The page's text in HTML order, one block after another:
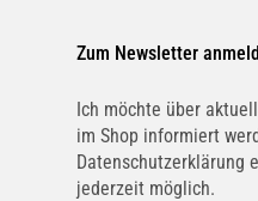
Zum Newsletter
Ich möchte über
im Shop informiert
Datenschutzerklärung
jederzeit möglich.